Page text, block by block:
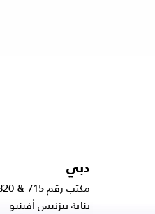
دبي
مكتب رقم 715 & 820
بناية بيزنيس أفينيو